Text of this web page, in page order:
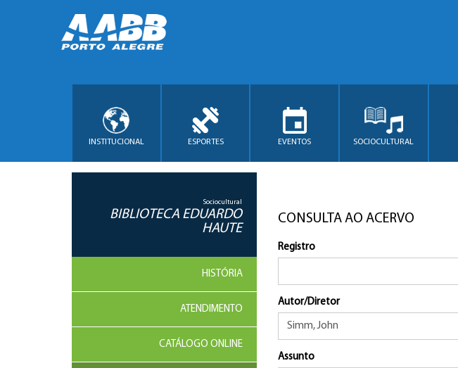
INSTITUCIONAL ESPORTES EVENTOS SOCIOCULTURAL
Sociocultural
BIBLIOTECA EDUARDO
HAUTE
HISTÓRIA
ATENDIMENTO
CATÁLOGO ONLINE
CONSULTA AO ACERVO
Registro
Autor/Diretor
Assunto